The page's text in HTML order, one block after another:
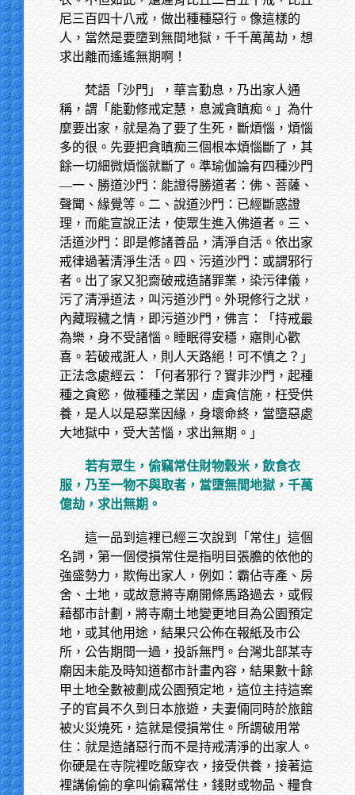
尼三百四十八戒，做出種種惡行。像這樣的
人，當然是要墮到無間地獄，千千萬萬劫，想
求出離而遙遙無期啊！
梵語「沙門」，華言勤息，乃出家人通
稱，謂「能勤修戒定慧，息滅貪瞋痴。」為什
麼要出家，就是為了要了生死，斷煩惱，煩惱
多的很。先要把貪瞋痴三個根本煩惱斷了，其
餘一切細微煩惱就斷了。準瑜伽論有四種沙門
—一、勝道沙門：能證得勝道者：佛、菩薩、
聲聞、緣覺等。二、說道沙門：已經斷惑證
理，而能宣說正法，使眾生進入佛道者。三、
活道沙門：即是修諸善品，清淨自活。依出家
戒律過著清淨生活。四、污道沙門：或謂邪行
者。出了家又犯齋破戒造諸罪業，染污律儀，
污了清淨道法，叫污道沙門。外現修行之狀，
內藏瑕穢之情，即污道沙門，佛言：「持戒最
為樂，身不受諸惱。睡眠得安穩，寤則心歡
喜。若破戒誑人，則人天路絕！可不慎之？」
正法念處經云：「何者邪行？實非沙門，起種
種之貪慾，做種種之業因，虛貪信施，枉受供
養，是人以是惡業因緣，身壞命終，當墮惡處
大地獄中，受大苦惱，求出無期。」
若有眾生，偷竊常住財物穀米，飲食衣
服，乃至一物不與取者，當墮無間地獄，千萬
億劫，求出無期。
這一品到這裡已經三次說到「常住」這個
名詞，第一個侵損常住是指明目張膽的依他的
強盛勢力，欺侮出家人，例如：霸佔寺產、房
舍、土地，或故意將寺廟開條馬路過去，或假
藉都市計劃，將寺廟土地變更地目為公園預定
地，或其他用途，結果只公佈在報紙及市公
所，公告期間一過，投訴無門。台灣北部某寺
廟因未能及時知道都市計畫內容，結果數十餘
甲土地全數被劃成公園預定地，這位主持這案
子的官員不久到日本旅遊，夫妻倆同時於旅館
被火災燒死，這就是侵損常住。所謂破用常
住：就是造諸惡行而不是持戒清淨的出家人。
你硬是在寺院裡吃飯穿衣，接受供養，接著這
裡講偷偷的拿叫偷竊常住，錢財或物品、糧食